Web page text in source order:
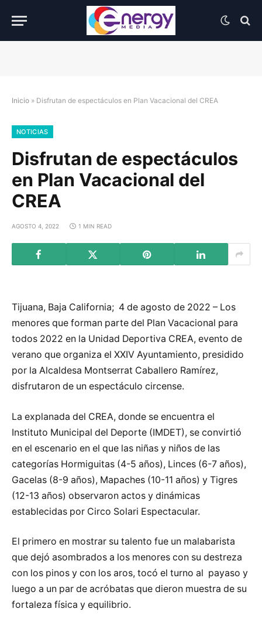
Inicio » Disfrutan de espectáculos en Plan Vacacional del CREA
NOTICIAS
Disfrutan de espectáculos
en Plan Vacacional del
CREA
AGOSTO 4, 2022 1 MIN READ
Tijuana, Baja California; 4 de agosto de 2022 – Los
menores que forman parte del Plan Vacacional para
todos 2022 en la Unidad Deportiva CREA, evento de
verano que organiza el XXIV Ayuntamiento, presidido
por la Alcaldesa Montserrat Caballero Ramírez,
disfrutaron de un espectáculo circense.
La explanada del CREA, donde se encuentra el
Instituto Municipal del Deporte (IMDET), se convirtió
en el escenario en el que las niñas y niños de las
categorías Hormiguitas (4-5 años), Linces (6-7 años),
Gacelas (8-9 años), Mapaches (10-11 años) y Tigres
(12-13 años) observaron actos y dinámicas
establecidas por Circo Solari Espectacular.
El primero en mostrar su talento fue un malabarista
que dejó asombrados a los menores con su destreza
con los pinos y con los aros, tocó el turno al payaso y
luego a un par de acróbatas que dieron muestra de su
fortaleza física y equilibrio.